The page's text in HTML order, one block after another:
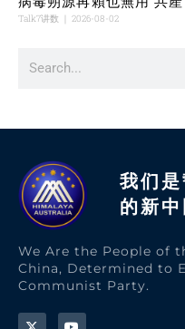
Talk7讲数 2026-08-02
我们
的新
We Are the People of
China, Determined to
Communist Party.